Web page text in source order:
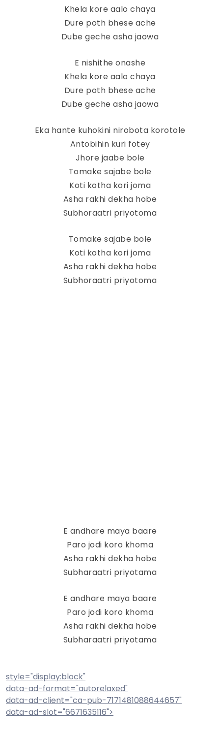
Khela kore aalo chaya
Dure poth bhese ache
Dube geche asha jaowa
E nishithe onashe
Khela kore aalo chaya
Dure poth bhese ache
Dube geche asha jaowa
Eka hante kuhokini nirobota korotole
Antobihin kuri fotey
Jhore jaabe bole
Tomake sajabe bole
Koti kotha kori joma
Asha rakhi dekha hobe
Subhoraatri priyotoma
Tomake sajabe bole
Koti kotha kori joma
Asha rakhi dekha hobe
Subhoraatri priyotoma
E andhare maya baare
Paro jodi koro khoma
Asha rakhi dekha hobe
Subharaatri priyotama
E andhare maya baare
Paro jodi koro khoma
Asha rakhi dekha hobe
Subharaatri priyotama
style="display:block"
data-ad-format="autorelaxed"
data-ad-client="ca-pub-7171481088644657"
data-ad-slot="6671635116">